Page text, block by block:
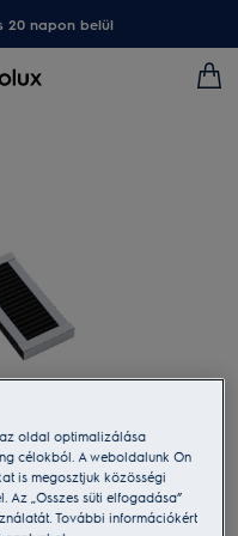
20 napon belül
oldal optimalizálása
célokból. A weboldalunk Ön
is megosztjuk közösségi
Az „Összes süti elfogadása”
További információkért